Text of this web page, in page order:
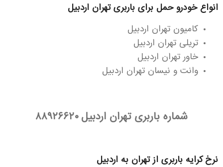
انواع خودرو حمل برای باربری تهران اردبیل
کامیون تهران اردبیل
تریلی تهران اردبیل
خاور تهران اردبیل
وانت و نیسان تهران اردبیل
شماره باربری تهران اردبیل۸۸۹۲۶۶۲۰
نرخ کرایه باربری از تهران به اردبیل